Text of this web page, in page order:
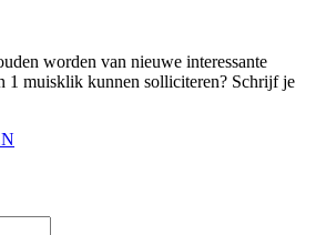
worden van nieuwe interessante
1 muisklik kunnen solliciteren? Schrijf je